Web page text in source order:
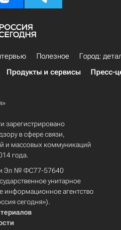
Полезное
Город:
Продукты и сервисы Пресс-
зарегистрировано
в сфере связи,
и массовых коммуникаций
года.
Эл № ФС77-57640
унитарное
информационное агентство
сегодня»).